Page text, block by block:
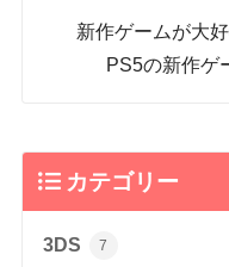
新作ゲームが大
PS5の新作ゲ
カテゴリー
3DS 7